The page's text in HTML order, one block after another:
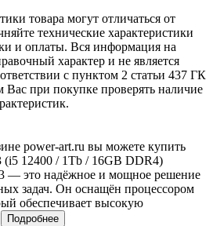
товара могут отличаться от
технические характеристики
и оплаты. Вся информация на
характер и не является
с пунктом 2 статьи 437 ГК
при покупке проверять наличие
power-art.ru вы можете купить
12400 / 1Tb / 16GB DDR4)
— это надёжное и мощное решение
задач. Он оснащён процессором
обеспечивает высокую
Подробнее